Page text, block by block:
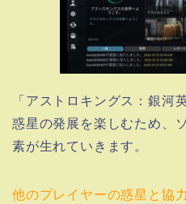
「アストロキングス：銀河
惑星の発展を楽しむため、
素が生れていきます。
他のプレイヤーの惑星と協